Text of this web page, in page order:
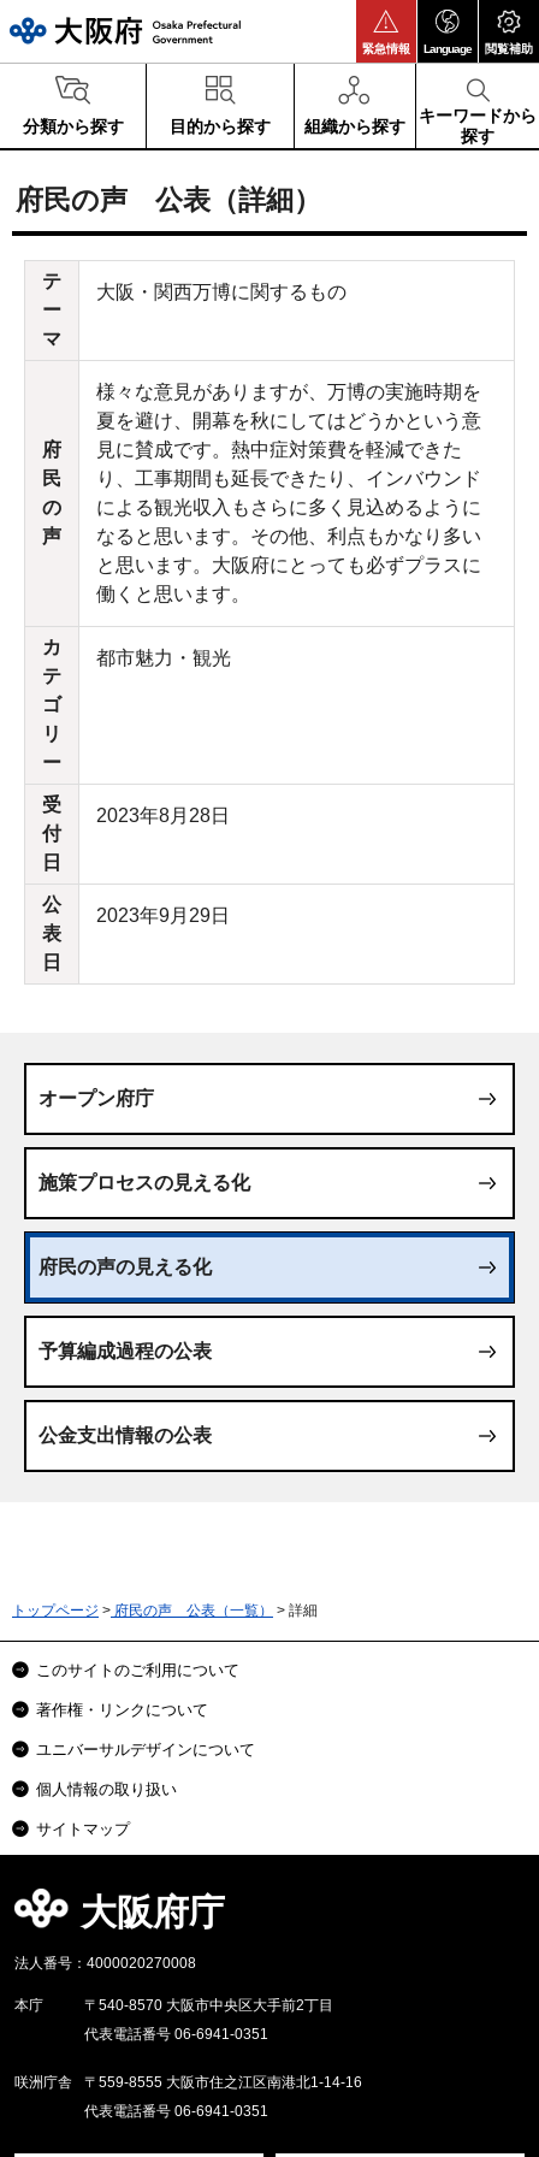
緊急情報 Language 閲覧補助
分類から探す 目的から探す 組織から探す
キーワードから
探す
府民の声 公表（詳細）
テ
ー
マ
大阪・関西万博に関するもの
府
民
の
声
様々な意見がありますが、万博の実施時期を
夏を避け、開幕を秋にしてはどうかという意
見に賛成です。熱中症対策費を軽減できた
り、工事期間も延長できたり、インバウンド
による観光収入もさらに多く見込めるように
なると思います。その他、利点もかなり多い
と思います。大阪府にとっても必ずプラスに
働くと思います。
カ
テ
ゴ
リ
ー
都市魅力・観光
受
付
日
2023年8月28日
公
表
日
2023年9月29日
オープン府庁
施策プロセスの見える化
府民の声の見える化
予算編成過程の公表
公金支出情報の公表
トップページ > 府民の声 公表（一覧） > 詳細
このサイトのご利用について
著作権・リンクについて
ユニバーサルデザインについて
個人情報の取り扱い
サイトマップ
大阪府庁
法人番号：4000020270008
本庁
〒540-8570 大阪市中央区大手前2丁目
代表電話番号 06-6941-0351
咲洲庁舎
〒559-8555 大阪市住之江区南港北1-14-16
代表電話番号 06-6941-0351